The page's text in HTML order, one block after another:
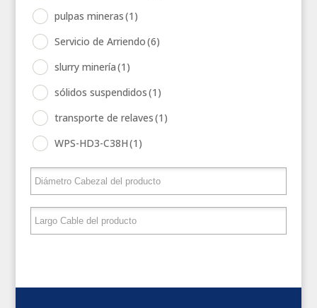
pulpas mineras(1)
Servicio de Arriendo(6)
slurry minería(1)
sólidos suspendidos(1)
transporte de relaves(1)
WPS-HD3-C38H(1)